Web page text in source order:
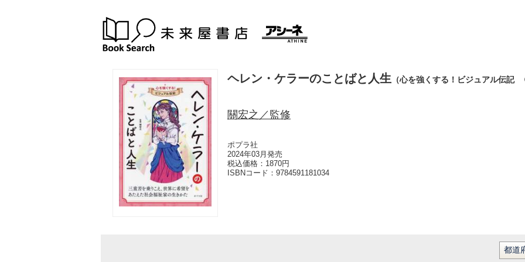
ヘレン・ケラーのことばと人生 （心を強くする！ビジュアル伝記
關宏之／監修
ポプラ社
2024年03月発売
税込価格：1870円
ISBNコード： 9784591181034